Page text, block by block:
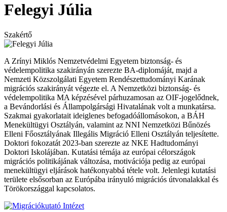
Felegyi Júlia
Szakértő
A Zrínyi Miklós Nemzetvédelmi Egyetem biztonság- és
védelempolitika szakirányán szerezte BA-diplomáját, majd a
Nemzeti Közszolgálati Egyetem Rendészettudományi Karának
migrációs szakirányát végezte el. A Nemzetközi biztonság- és
védelempolitika MA képzésével párhuzamosan az OIF-jogelődnek,
a Bevándorlási és Állampolgársági Hivatalának volt a munkatársa.
Szakmai gyakorlatait ideiglenes befogadóállomásokon, a BÁH
Menekültügyi Osztályán, valamint az NNI Nemzetközi Bűnözés
Elleni Főosztályának Illegális Migráció Elleni Osztályán teljesítette.
Doktori fokozatát 2023-ban szerezte az NKE Hadtudományi
Doktori Iskolájában. Kutatási témája az európai célországok
migrációs politikájának változása, motivációja pedig az európai
menekültügyi eljárások hatékonyabbá tétele volt. Jelenlegi kutatási
területe elsősorban az Európába irányuló migrációs útvonalakkal és
Törökországgal kapcsolatos.